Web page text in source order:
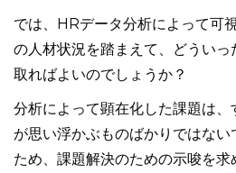
では、HRデータ分析によって可
の人材状況を踏まえて、どういっ
取ればよいのでしょうか？
分析によって顕在化した課題は、
が思い浮かぶものばかりではない
ため、課題解決のための示唆を求